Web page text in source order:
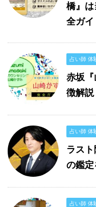
橋』
全ガイ
占い師 体
赤坂
徴解説
占い師 体
ラス
の鑑定
占い師 体